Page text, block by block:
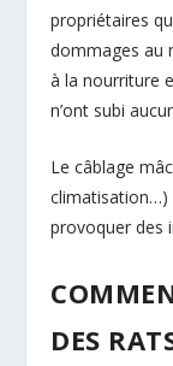
propriétaires
dommages au
à la nourriture
n’ont subi
Le câblage
climatisation…)
provoquer des
DES